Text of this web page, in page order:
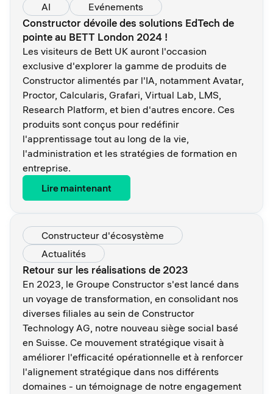
AI Evénements
Constructor dévoile des solutions EdTech de
pointe au BETT London 2024 !
Les visiteurs de Bett UK auront l'occasion
exclusive d'explorer la gamme de produits de
Constructor alimentés par l'IA, notamment Avatar,
Proctor, Calcularis, Grafari, Virtual Lab, LMS,
Research Platform, et bien d'autres encore. Ces
produits sont conçus pour redéfinir
l'apprentissage tout au long de la vie,
l'administration et les stratégies de formation en
entreprise.
Lire maintenant
Constructeur d'écosystème
Actualités
Retour sur les réalisations de 2023
En 2023, le Groupe Constructor s'est lancé dans
un voyage de transformation, en consolidant nos
diverses filiales au sein de Constructor
Technology AG, notre nouveau siège social basé
en Suisse. Ce mouvement stratégique visait à
améliorer l'efficacité opérationnelle et à renforcer
l'alignement stratégique dans nos différents
domaines - un témoignage de notre engagement